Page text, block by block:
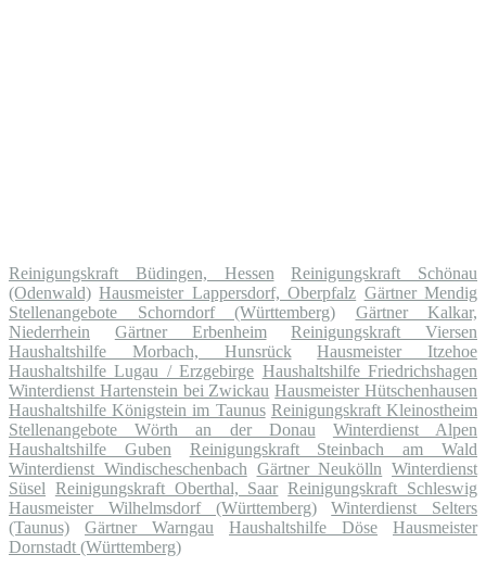
Reinigungskraft Büdingen, Hessen
Reinigungskraft Schönau
(Odenwald) Hausmeister Lappersdorf, Oberpfalz Gärtner Mendig
Stellenangebote Schorndorf (Württemberg)
Gärtner Kalkar,
Niederrhein
Gärtner Erbenheim
Reinigungskraft Viersen
Haushaltshilfe Morbach, Hunsrück
Hausmeister Itzehoe
Haushaltshilfe Lugau / Erzgebirge Haushaltshilfe Friedrichshagen
Winterdienst Hartenstein bei Zwickau Hausmeister Hütschenhausen
Haushaltshilfe Königstein im Taunus Reinigungskraft Kleinostheim
Stellenangebote Wörth an der Donau
Winterdienst Alpen
Haushaltshilfe Guben
Reinigungskraft Steinbach am Wald
Winterdienst Windischeschenbach Gärtner Neukölln Winterdienst
Süsel Reinigungskraft Oberthal, Saar Reinigungskraft Schleswig
Hausmeister Wilhelmsdorf (Württemberg)
Winterdienst Selters
(Taunus)
Gärtner Warngau Haushaltshilfe Döse
Hausmeister
Dornstadt (Württemberg)